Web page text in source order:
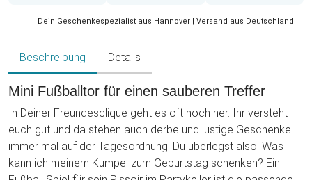
Dein Geschenkespezialist aus Hannover | Versand aus Deutschland
Beschreibung Details
Mini Fußballtor für einen sauberen Treffer
In Deiner Freundesclique geht es oft hoch her. Ihr versteht
euch gut und da stehen auch derbe und lustige Geschenke
immer mal auf der Tagesordnung. Du überlegst also: Was
kann ich meinem Kumpel zum Geburtstag schenken? Ein